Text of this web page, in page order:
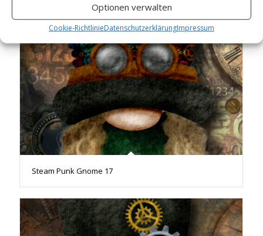
Optionen verwalten
Cookie-RichtlinieDatenschutzerklärungImpressum
Steam Punk Gnome 17